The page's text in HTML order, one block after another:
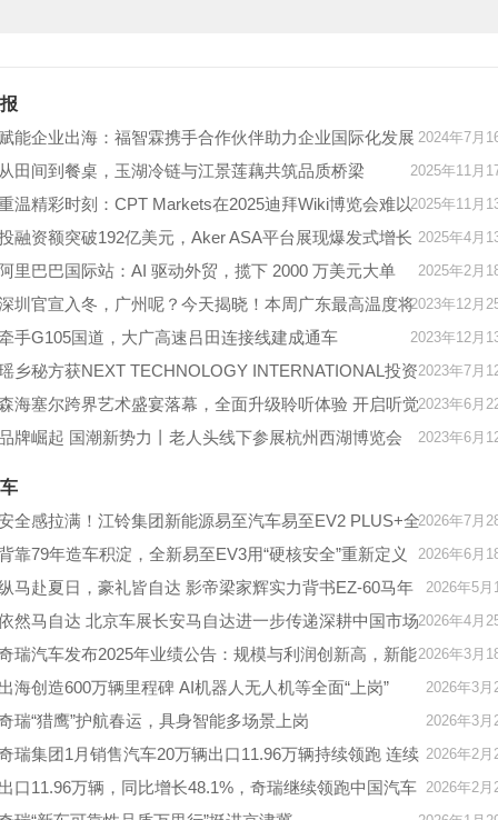
能企业出海：福智霖携手合作伙伴助力企业国际化发展 2024年7月
田间到餐桌，玉湖冷链与江景莲藕共筑品质桥梁 2025年11月
温精彩时刻：CPT Markets在2025迪拜Wiki博览会难以
怀的一天
2025年11月
融资额突破192亿美元，Aker ASA平台展现爆发式增长
势
2025年4月
里巴巴国际站：AI 驱动外贸，揽下 2000 万美元大单 2025年2月
圳官宣入冬，广州呢？今天揭晓！本周广东最高温度将
回20摄氏度
2023年12月
手G105国道，大广高速吕田连接线建成通车 2023年12月
乡秘方获NEXT TECHNOLOGY INTERNATIONAL投资
启防脱育发新征程
2023年7月
海塞尔跨界艺术盛宴落幕，全面升级聆听体验 开启听觉
术新序章
2023年6月
牌崛起 国潮新势力丨老人头线下参展杭州西湖博览会 2023年6月
全感拉满！江铃集团新能源易至汽车易至EV2 PLUS+全
标配安全守护
2026年7月
靠79年造车积淀，全新易至EV3用“硬核安全”重新定义
级价值
2026年6月
马赴夏日，豪礼皆自达 影帝梁家辉实力背书EZ-60马年
上市 EZ-6超级置换季开启
2026年5月
然马自达 北京车展长安马自达进一步传递深耕中国市场
信心
2026年4月
瑞汽车发布2025年业绩公告：规模与利润创新高，新能
和全球化成为增长极
2026年3月
海创造600万辆里程碑 AI机器人无人机等全面“上岗” 2026年3月
瑞“猎鹰”护航春运，具身智能多场景上岗 2026年3月
瑞集团1月销售汽车20万辆出口11.96万辆持续领跑 连续
个月突破10万辆
2026年2月
口11.96万辆，同比增长48.1%，奇瑞继续领跑中国汽车
出海”
2026年2月